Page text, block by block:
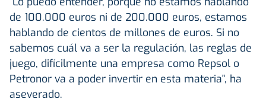
de 100.000 euros ni de 200.000 euros, estamos
hablando de cientos de millones de euros. Si no
sabemos cuál va a ser la regulación, las reglas de
juego, difícilmente una empresa como Repsol o
Petronor va a poder invertir en esta materia", ha
aseverado.